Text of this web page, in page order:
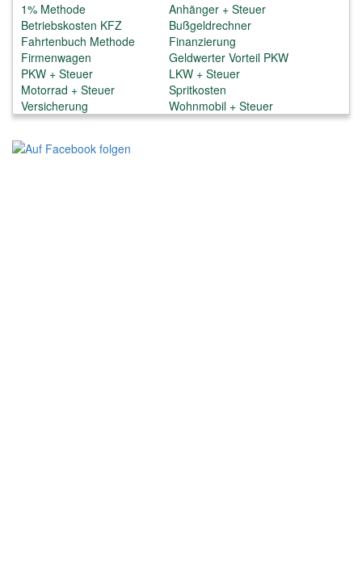
1% Methode
Anhänger + Steuer
Betriebskosten KFZ
Bußgeldrechner
Fahrtenbuch Methode
Finanzierung
Firmenwagen
Geldwerter Vorteil PKW
PKW + Steuer
LKW + Steuer
Motorrad + Steuer
Spritkosten
Versicherung
Wohnmobil + Steuer